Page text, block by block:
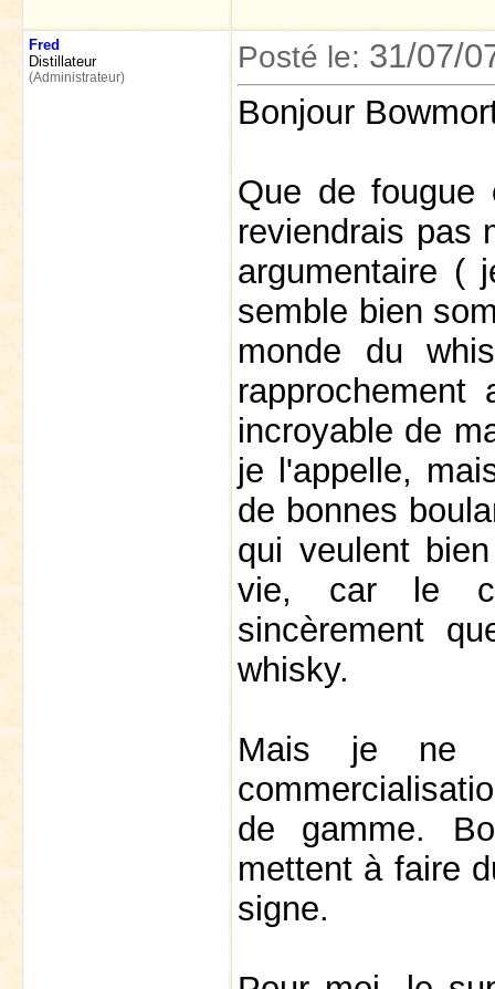
Fred
Distillateur
(Administrateur)
Posté le: 31/07/
Bonjour
Que de
reviendrais pas
argumentaire (
semble bien
monde du
incroyable de
je l'appelle,
de bonnes
qui veulent
vie, car le
sincèrement
whisky.
Mais je ne
de gamme.
mettent à faire
signe.